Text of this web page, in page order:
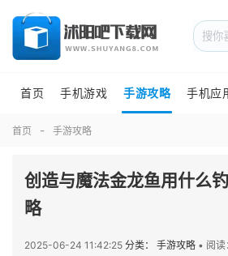
首页 手机游戏 手游攻略 手机应
首页 手游攻略
创造与魔法金龙鱼用什么
略
2025-06-24 11:42:25 分类： 手游攻略 • 阅读